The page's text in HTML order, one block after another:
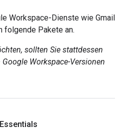
Workspace-Dienste wie Gmail
folgende Pakete an.
sollten Sie stattdessen
Workspace-Versionen
Essentials